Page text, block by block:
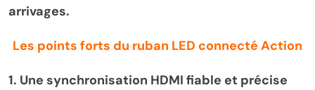
arrivages.
Les points forts du ruban LED connecté Action
1. Une synchronisation HDMI fiable et précise